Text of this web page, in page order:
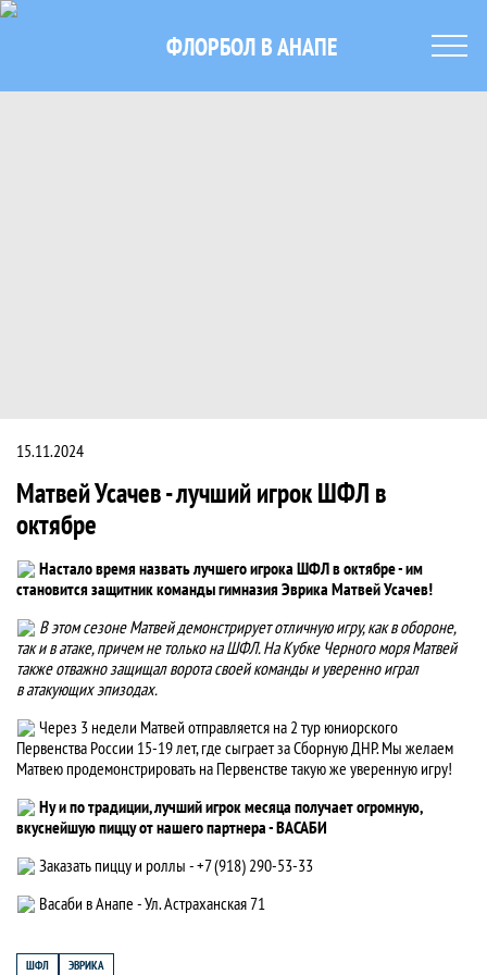
ФЛОРБОЛ В АНАПЕ
Матвей Усачев - лучший игрок ШФЛ в
Новость
15.11.2024
Матвей Усачев - лучший игрок ШФЛ в
октябре
Настало время назвать лучшего игрока ШФЛ в октябре - им
становится защитник команды гимназия Эврика Матвей Усачев!
В этом сезоне Матвей демонстрирует отличную игру, как в обороне,
так и в атаке, причем не только на ШФЛ. На Кубке Черного моря Матвей
также отважно защищал ворота своей команды и уверенно играл
в атакующих эпизодах.
Через 3 недели Матвей отправляется на 2 тур юниорского
Первенства России 15-19 лет, где сыграет за Сборную ДНР. Мы желаем
Матвею продемонстрировать на Первенстве такую же уверенную игру!
Ну и по традиции, лучший игрок месяца получает огромную,
вкуснейшую пиццу от нашего партнера - ВАСАБИ
Заказать пиццу и роллы - +7 (918) 290-53-33
Васаби в Анапе - Ул. Астраханская 71
ШФЛ ЭВРИКА